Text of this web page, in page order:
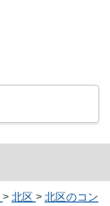
> 北区 > 北区のコン